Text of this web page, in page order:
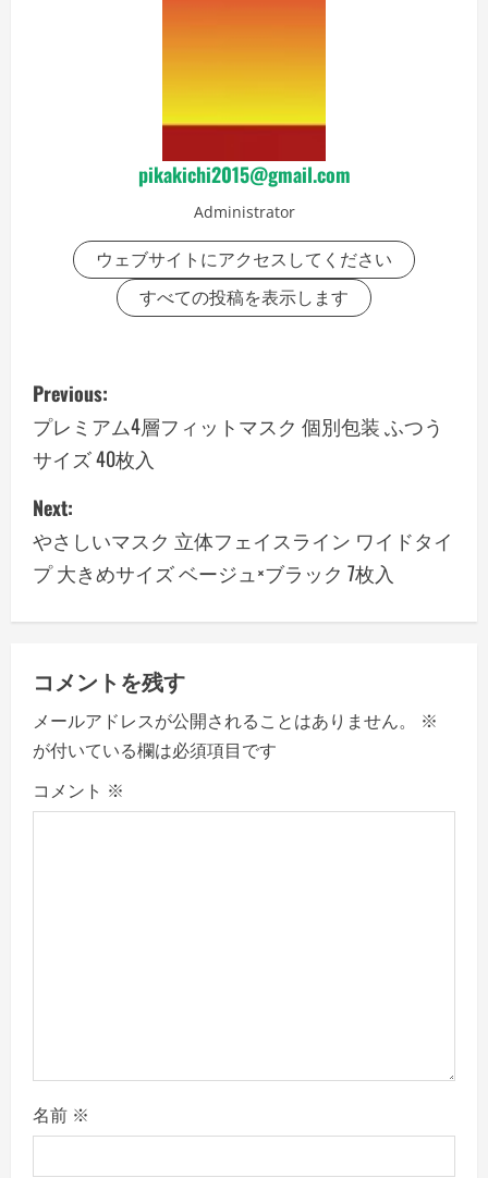
pikakichi2015@gmail.com
Administrator
ウェブサイトにアクセスしてください
すべての投稿を表示します
P
o
s
t
n
a
i
g
a
Previous:
プレミアム4層フィットマスク 個別包装 ふつう
サイズ 40枚入
Next:
やさしいマスク 立体フェイスライン ワイドタイ
プ 大きめサイズ ベージュ×ブラック 7枚入
コメントを残す
メールアドレスが公開されることはありません。
※
が付いている欄は必須項目です
コメント ※
名前 ※